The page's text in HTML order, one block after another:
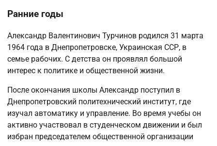
Ранние годы
Александр Валентинович Турчинов родился 31 марта
1964 года в Днепропетровске, Украинская ССР, в
семье рабочих. С детства он проявлял большой
интерес к политике и общественной жизни.
После окончания школы Александр поступил в
Днепропетровский политехнический институт, где
изучал автоматику и управление. Во время учебы он
активно участвовал в студенческом движении и был
избран председателем общественной организации